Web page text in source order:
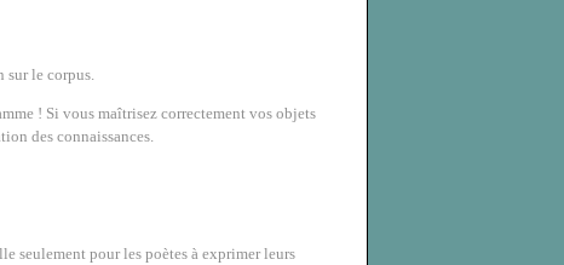
sur le corpus.
! Si vous maîtrisez correctement vos objets
des connaissances.
seulement pour les poètes à exprimer leurs